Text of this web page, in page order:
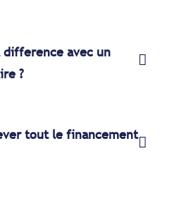
difference avec un
?
tout le financement